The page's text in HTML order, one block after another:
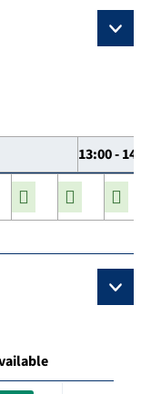
13:00 -